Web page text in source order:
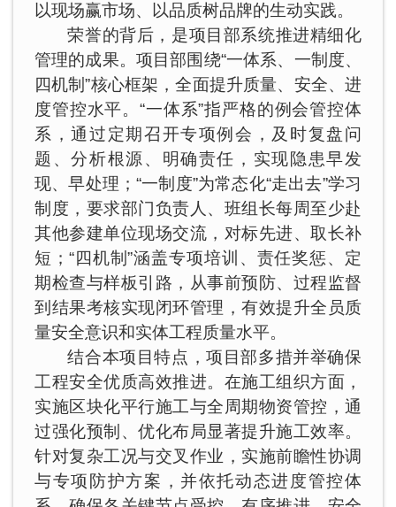
以现场赢市场、以品质树品牌的生动实践。
荣誉的背后，是项目部系统推进精细化
管理的成果。项目部围绕“一体系、一制度、
四机制”核心框架，全面提升质量、安全、进
度管控水平。“一体系”指严格的例会管控体
系，通过定期召开专项例会，及时复盘问
题、分析根源、明确责任，实现隐患早发
现、早处理；“一制度”为常态化“走出去”学习
制度，要求部门负责人、班组长每周至少赴
其他参建单位现场交流，对标先进、取长补
短；“四机制”涵盖专项培训、责任奖惩、定
期检查与样板引路，从事前预防、过程监督
到结果考核实现闭环管理，有效提升全员质
量安全意识和实体工程质量水平。
结合本项目特点，项目部多措并举确保
工程安全优质高效推进。在施工组织方面，
实施区块化平行施工与全周期物资管控，通
过强化预制、优化布局显著提升施工效率。
针对复杂工况与交叉作业，实施前瞻性协调
与专项防护方案，并依托动态进度管控体